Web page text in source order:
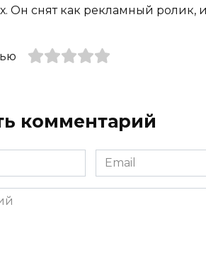
Он снят как рекламный ролик,
комментарий
Email
*